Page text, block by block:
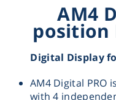
AM4
position
Digital Display
AM4 Digital
with 4